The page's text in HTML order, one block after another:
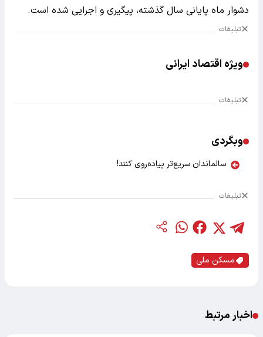
دشوار ماه پایانی سال گذشته، پیگیری و اجرایی شده است.
تبلیغات
ویژه اقتصاد ایرانی
تبلیغات
وبگردی
سالماندان سریع‌تر پیاده‌روی کنند!
تبلیغات
مسکن ملی
اخبار مرتبط